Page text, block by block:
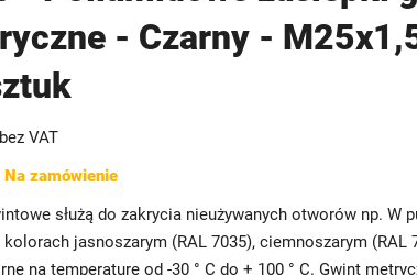
- Czarny -
bez VAT
Na zamówienie
służą do zakrycia nieużywanych otworów np. W
jasnoszarym (RAL 7035), ciemnoszarym (RAL
na temperaturę od -30 ° C do + 100 ° C. Gwint